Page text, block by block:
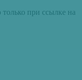
при ссылке на